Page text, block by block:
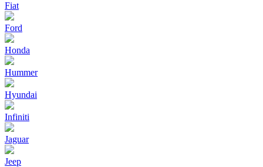
Fiat
Ford
Honda
Hummer
Hyundai
Infiniti
Jaguar
Jeep